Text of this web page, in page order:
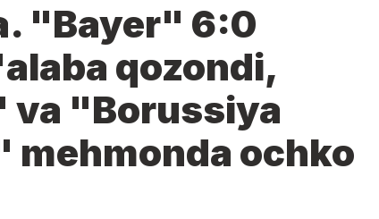
"Bayer" 6:0
qozondi,
va "Borussiya
mehmonda ochko